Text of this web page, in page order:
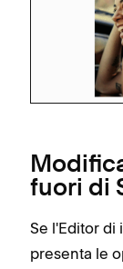
fuori di
Se l'Editor di
presenta le